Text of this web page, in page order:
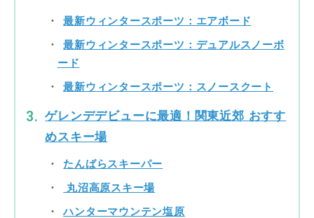
最新ウィンタースポーツ：エアボード
最新ウィンタースポーツ：デュアルスノーボ
ード
最新ウィンタースポーツ：スノースクート
ゲレンデデビューに最適！関東近郊 おすす
めスキー場
たんばらスキーパー
丸沼高原スキー場
ハンターマウンテン塩原